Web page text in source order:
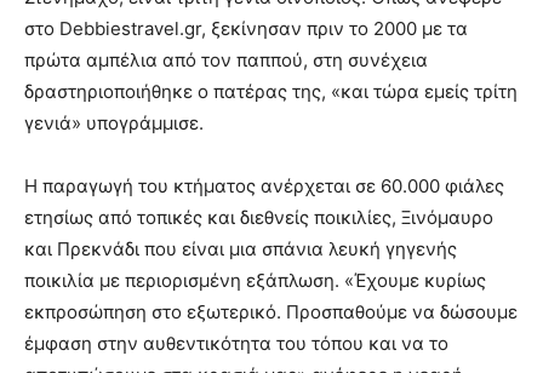
στο Debbiestravel.gr, ξεκίνησαν πριν το 2000 με τα
πρώτα αμπέλια από τον παππού, στη συνέχεια
δραστηριοποιήθηκε ο πατέρας της, «και τώρα εμείς τρίτη
γενιά» υπογράμμισε.
Η παραγωγή του κτήματος ανέρχεται σε 60.000 φιάλες
ετησίως από τοπικές και διεθνείς ποικιλίες, Ξινόμαυρο
και Πρεκνάδι που είναι μια σπάνια λευκή γηγενής
ποικιλία με περιορισμένη εξάπλωση. «Έχουμε κυρίως
εκπροσώπηση στο εξωτερικό. Προσπαθούμε να δώσουμε
έμφαση στην αυθεντικότητα του τόπου και να το